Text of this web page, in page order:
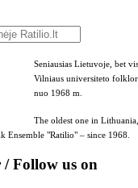
Seniausias Lietuvoje, bet
Vilniaus universiteto
nuo 1968 m.
The oldest one in
Ensemble "Ratilio" – since 1968.
Follow us on